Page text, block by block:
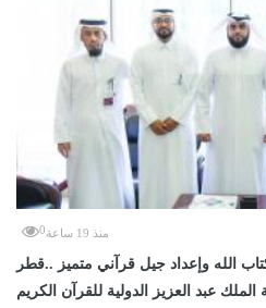
منذ 19 ساعة 0
الله وإعداد جيل قرآني متميز ..قطر
عبد العزيز الدولية للقرآن الكريم